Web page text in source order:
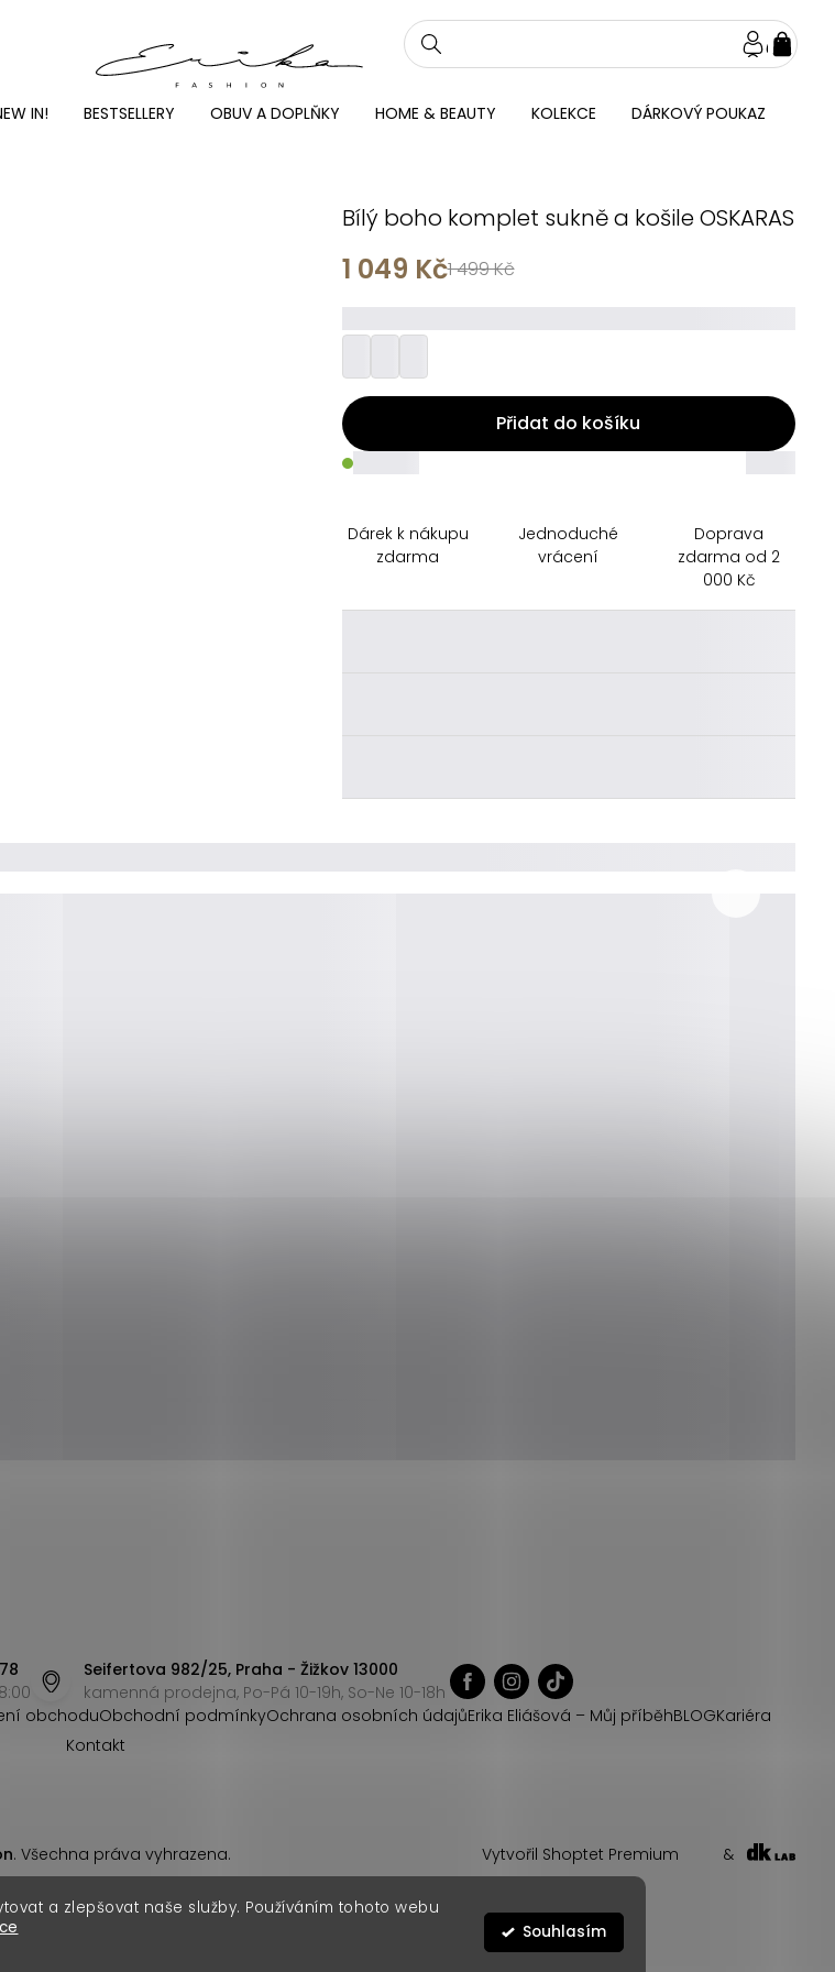
a zlepšovat naše služby. Používáním tohoto webu
Souhlasím
IN! BESTSELLERY OBUV A DOPLŇKY HOME & BEAUTY KOLEKCE DÁRKOVÝ POUKAZ
Bílý boho komplet sukně a košile OSKARAS
1 499 Kč
1 049 Kč
Přidat do košíku
_____
Dárek k nákupu
zdarma
Jednoduché
vrácení
Doprava
zdarma od 2
000 Kč
Seifertova 982/25, Praha - Žižkov 13000
kamenná prodejna, Po-Pá 10-19h, So-Ne 10-18h
obchoduObchodní podmínkyOchrana osobních údajůErika Eliášová – Můj příběhBLOGKariéra
Kontakt
Vytvořil Shoptet Premium &
. Všechna práva vyhrazena.